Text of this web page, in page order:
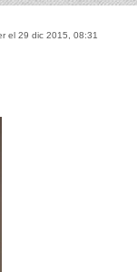
el 29 dic 2015, 08:31